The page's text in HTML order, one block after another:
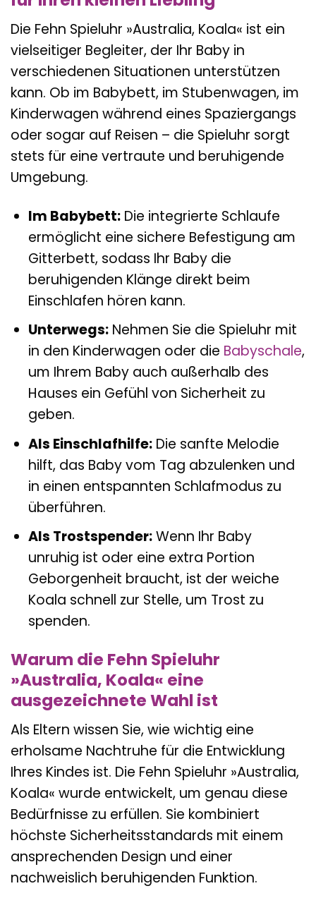
Die Fehn Spieluhr »Australia, Koala« ist ein
vielseitiger Begleiter, der Ihr Baby in
verschiedenen Situationen unterstützen
kann. Ob im Babybett, im Stubenwagen, im
Kinderwagen während eines Spaziergangs
oder sogar auf Reisen – die Spieluhr sorgt
stets für eine vertraute und beruhigende
Umgebung.
Im Babybett:Die integrierte Schlaufe
ermöglicht eine sichere Befestigung am
Gitterbett, sodass Ihr Baby die
beruhigenden Klänge direkt beim
Einschlafen hören kann.
Unterwegs:Nehmen Sie die Spieluhr mit
in den Kinderwagen oder die Babyschale,
um Ihrem Baby auch außerhalb des
Hauses ein Gefühl von Sicherheit zu
geben.
Als Einschlafhilfe:Die sanfte Melodie
hilft, das Baby vom Tag abzulenken und
in einen entspannten Schlafmodus zu
überführen.
Als Trostspender:Wenn Ihr Baby
unruhig ist oder eine extra Portion
Geborgenheit braucht, ist der weiche
Koala schnell zur Stelle, um Trost zu
spenden.
Warum die Fehn Spieluhr
»Australia, Koala« eine
ausgezeichnete Wahl ist
Als Eltern wissen Sie, wie wichtig eine
erholsame Nachtruhe für die Entwicklung
Ihres Kindes ist. Die Fehn Spieluhr »Australia,
Koala« wurde entwickelt, um genau diese
Bedürfnisse zu erfüllen. Sie kombiniert
höchste Sicherheitsstandards mit einem
ansprechenden Design und einer
nachweislich beruhigenden Funktion.